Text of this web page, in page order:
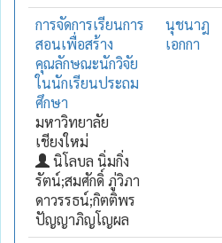
การจัดการเรียนการ
สอนเพื่อสร้าง
คุณลักษณะนักวิจัย
ในนักเรียนประถม
ศึกษา
มหาวิทยาลัย
เชียงใหม่
นิโลบล นิ่มกิ่ง
รัตน์;สมศักดิ์ ภู่วิภา
ดาวรรธน์;กิตติพร
ปัญญาภิญโญผล
นุชนาฎ
เอกกา